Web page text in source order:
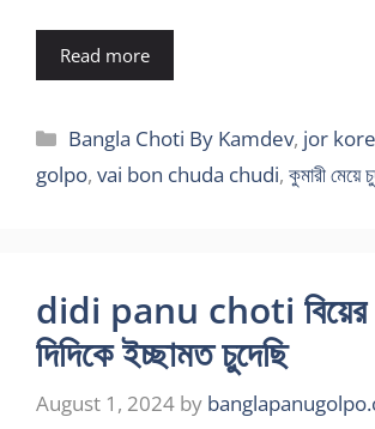
Read more
Categories
Bangla Choti By Kamdev, jor
golpo, vai bon chuda chudi, কুমারী মেয়ে
didi panu choti বিয়ের
দিদিকে ইচ্ছামত চুদেছি
August 1, 2024 by